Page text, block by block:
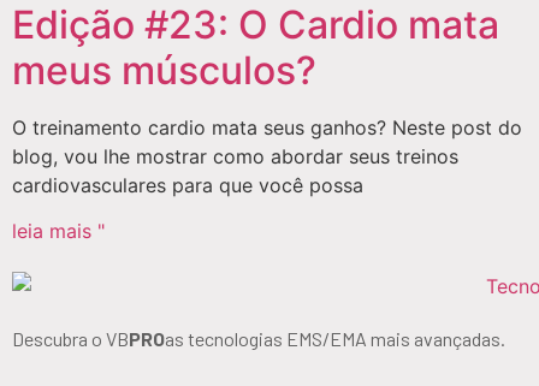
Edição #23: O Cardio mata
meus músculos?
O treinamento cardio mata seus ganhos? Neste post do
blog, vou lhe mostrar como abordar seus treinos
cardiovasculares para que você possa
leia mais "
Descubra o VBPROas tecnologias EMS/EMA mais avançadas.